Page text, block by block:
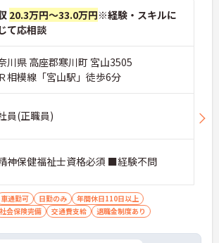
20.3万円～33.0万円※経験・スキルに
て応相談
川県 高座郡寒川町 宮山3505
相模線「宮山駅」徒歩6分
員(正職員)
神保健福祉士資格必須 ■経験不問
車通勤可 日勤のみ
年間休日110日以上
社会保険完備 交通費支給 退職金制度あり